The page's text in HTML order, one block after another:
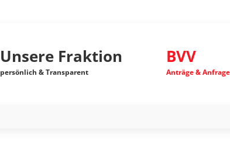
Unsere Fraktion
persönlich & Transparent
BVV
Anträge &